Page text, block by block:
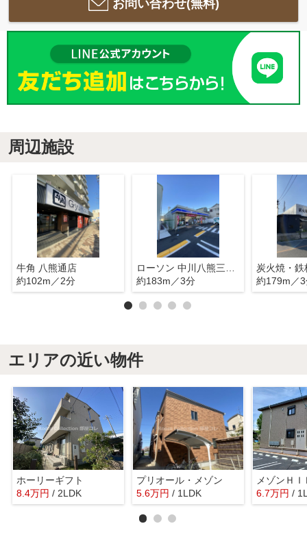
お問い合わせ(無料)
周辺施設
牛角 八熊通店
約102m／2分
約183m／3分
約179m／
エリアの近い物件
ホーリーギフト
8.4万円 / 2LDK
プリオール・メゾン
5.6万円 / 1LDK
メゾンＨ
6.7万円 /